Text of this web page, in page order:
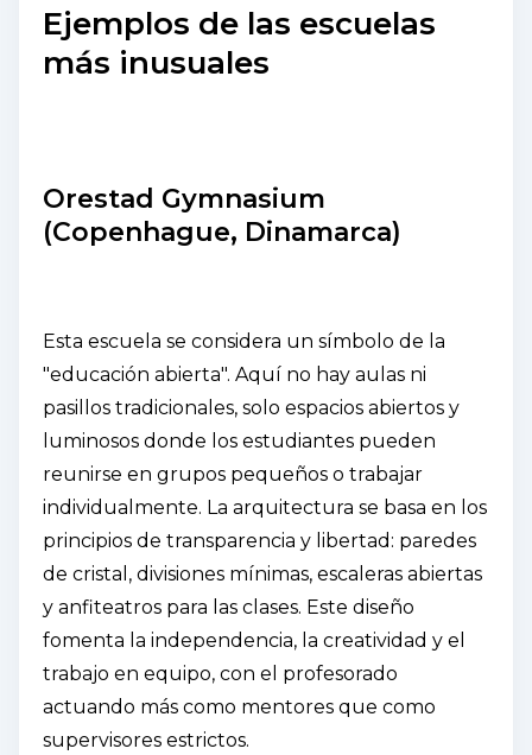
Ejemplos de las escuelas
más inusuales
Orestad Gymnasium
(Copenhague, Dinamarca)
Esta escuela se considera un símbolo de la
"educación abierta". Aquí no hay aulas ni
pasillos tradicionales, solo espacios abiertos y
luminosos donde los estudiantes pueden
reunirse en grupos pequeños o trabajar
individualmente. La arquitectura se basa en los
principios de transparencia y libertad: paredes
de cristal, divisiones mínimas, escaleras abiertas
y anfiteatros para las clases. Este diseño
fomenta la independencia, la creatividad y el
trabajo en equipo, con el profesorado
actuando más como mentores que como
supervisores estrictos.